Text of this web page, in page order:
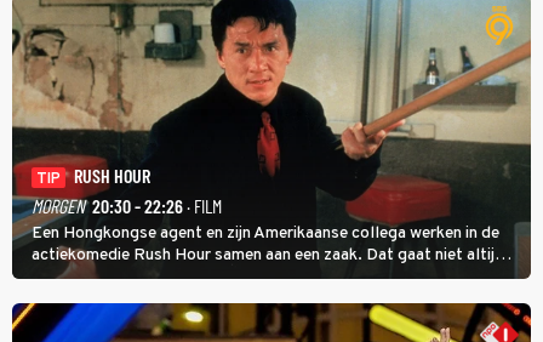
TIP
RUSH HOUR
MORGEN 20:30 - 22:26· FILM
Een Hongkongse agent en zijn Amerikaanse collega werken in de
actiekomedie Rush Hour samen aan een zaak. Dat gaat niet altijd
van een leien dakje.